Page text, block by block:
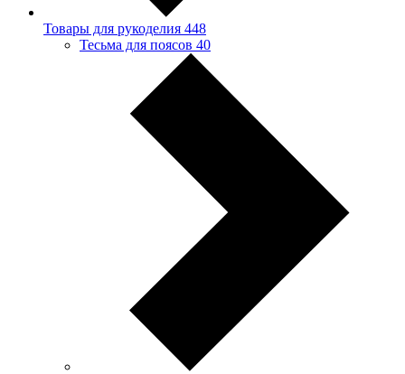
Товары для рукоделия 448
Тесьма для поясов 40